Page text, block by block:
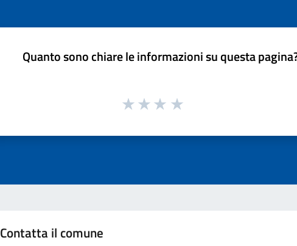
Quanto sono chiare le informazioni su questa
Contatta il comune